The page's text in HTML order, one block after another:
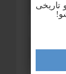
تاریخی